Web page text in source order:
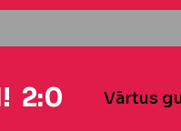
2:0 Vārtus